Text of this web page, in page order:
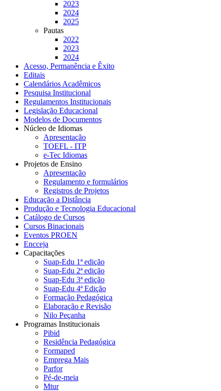
2023
2024
2025
Pautas
2022
2023
2024
Acesso, Permanência e Êxito
Editais
Calendários Acadêmicos
Pesquisa Institucional
Regulamentos Institucionais
Legislação Educacional
Modelos de Documentos
Núcleo de Idiomas
Apresentação
TOEFL - ITP
e-Tec Idiomas
Projetos de Ensino
Apresentação
Regulamento e formulários
Registros de Projetos
Educação a Distância
Produção e Tecnologia Educacional
Catálogo de Cursos
Cursos Binacionais
Eventos PROEN
Encceja
Capacitações
Suap-Edu 1ª edição
Suap-Edu 2ª edição
Suap-Edu 3ª edição
Suap-Edu 4ª Edição
Formação Pedagógica
Elaboração e Revisão
Nilo Peçanha
Programas Institucionais
Pibid
Residência Pedagógica
Formaped
Emprega Mais
Parfor
Pé-de-meia
Mtur